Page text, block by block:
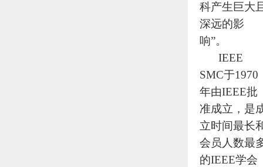
科产生巨大
深远的影
响”。
IEEE
SMC于1970
年由IEEE批
准成立，是
立时间最长
会员人数最
的IEEE学会